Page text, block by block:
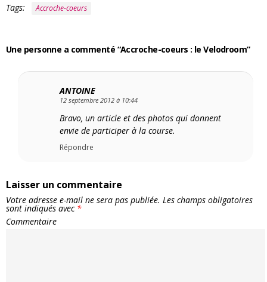
Tags: Accroche-coeurs
Une personne a commenté “Accroche-coeurs : le Velodroom”
ANTOINE
12 septembre 2012 à 10:44
Bravo, un article et des photos qui donnent
envie de participer à la course.
Répondre
Laisser un commentaire
Votre adresse e-mail ne sera pas publiée. Les champs obligatoires
sont indiqués avec *
Commentaire